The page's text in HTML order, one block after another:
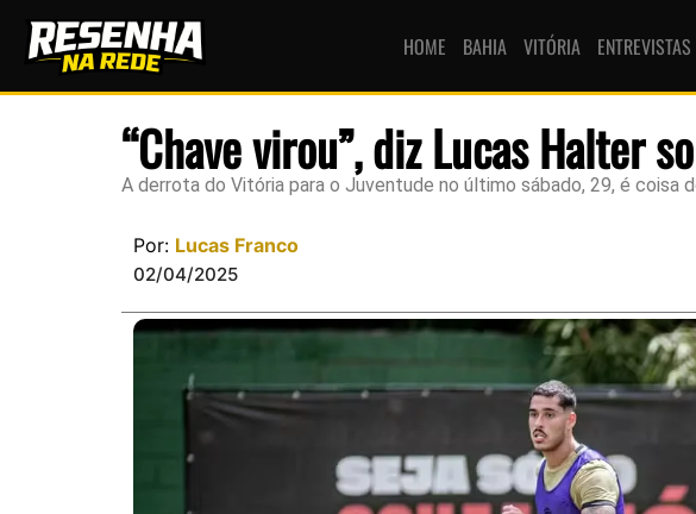
HOME BAHIA VITÓRIA ENTREVISTAS
“Chave virou”, diz Lucas Halter
A derrota do Vitória para o Juventude no último sábado, 29, é coisa
Por: Lucas Franco
02/04/2025